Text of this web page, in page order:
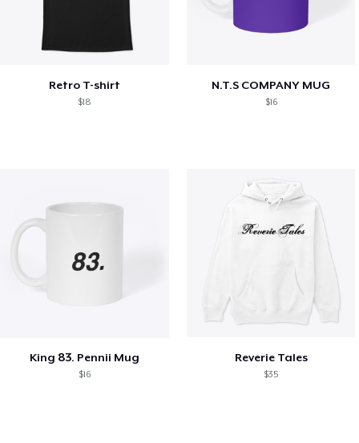
Retro T-shirt
$18
N.T.S COMPANY MUG
$16
King 83. Pennii Mug
$16
Reverie Tales
$35